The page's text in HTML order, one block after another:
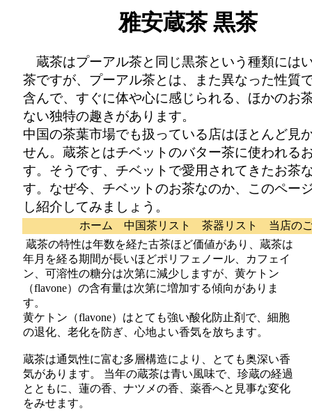
雅安蔵茶 黒茶
蔵茶はプーアル茶と同じ黒茶という種類には
茶ですが、プーアル茶とは、また異なった性質
含んで、すぐに体や心に感じられる、ほかのお
ない独特の趣きがあります。
中国の茶葉市場でも扱っている店はほとんど見
せん。蔵茶とはチベットのバター茶に使われる
す。そうです、チベットで愛用されてきたお茶
す。なぜ今、チベットのお茶なのか、このペー
し紹介してみましょう。
ホーム 中国茶リスト 茶器リスト
当店の
蔵茶の特性は年数を経た古茶ほど価値があり、蔵茶は
年月を経る期間が長いほどポリフェノール、カフェイ
ン、可溶性の糖分は次第に減少しますが、黄ケトン
（flavone）の含有量は次第に増加する傾向がありま
す。
黄ケトン（flavone）はとても強い酸化防止剤で、細胞
の退化、老化を防ぎ、心地よい香気を放ちます。
蔵茶は通気性に富む多層構造により、とても奥深い香
気があります。 当年の蔵茶は青い風味で、珍蔵の経過
とともに、蓮の香、ナツメの香、薬香へと見事な変化
をみせます。